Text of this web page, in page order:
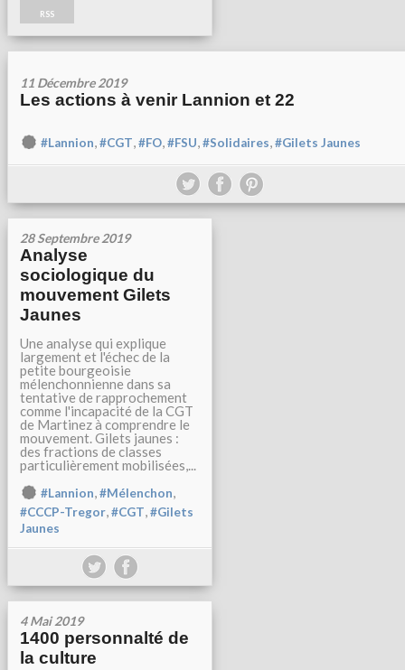
RSS
11 Décembre 2019
Les actions à venir Lannion et 22
#Lannion,#CGT,#FO,#FSU,#Solidaires,#Gilets Jaunes
28 Septembre 2019
Analyse
sociologique du
mouvement Gilets
Jaunes
Une analyse qui explique
largement et l'échec de la
petite bourgeoisie
mélenchonnienne dans sa
tentative de rapprochement
comme l'incapacité de la CGT
de Martinez à comprendre le
mouvement. Gilets jaunes :
des fractions de classes
particulièrement mobilisées,...
#Lannion,#Mélenchon,
#CCCP-Tregor,#CGT,#Gilets
Jaunes
4 Mai 2019
1400 personnalté de
la culture